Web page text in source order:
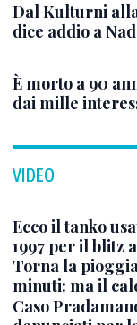
Dal Kulturni
dice addio a
È morto a 90
dai mille
VIDEO
Ecco il tanko
1997 per il blitz
Torna la
minuti: ma il
Caso